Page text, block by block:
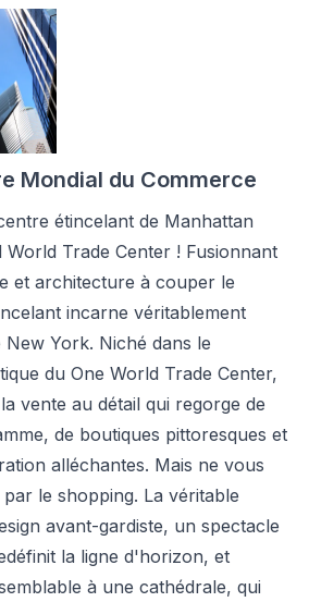
Mondial du Commerce
étincelant de Manhattan
World Trade Center ! Fusionnant
et architecture à couper le
incarne véritablement
York. Niché dans le
du One World Trade Center,
vente au détail qui regorge de
de boutiques pittoresques et
alléchantes. Mais ne vous
le shopping. La véritable
avant-gardiste, un spectacle
la ligne d'horizon, et
à une cathédrale, qui